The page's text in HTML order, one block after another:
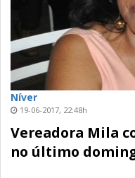
Níver
19-06-2017, 22:48h
Vereadora Mila
no último